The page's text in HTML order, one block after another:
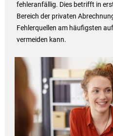
fehleranfällig. Dies betrifft in
Bereich der privaten
Fehlerquellen am häufigsten
vermeiden kann.